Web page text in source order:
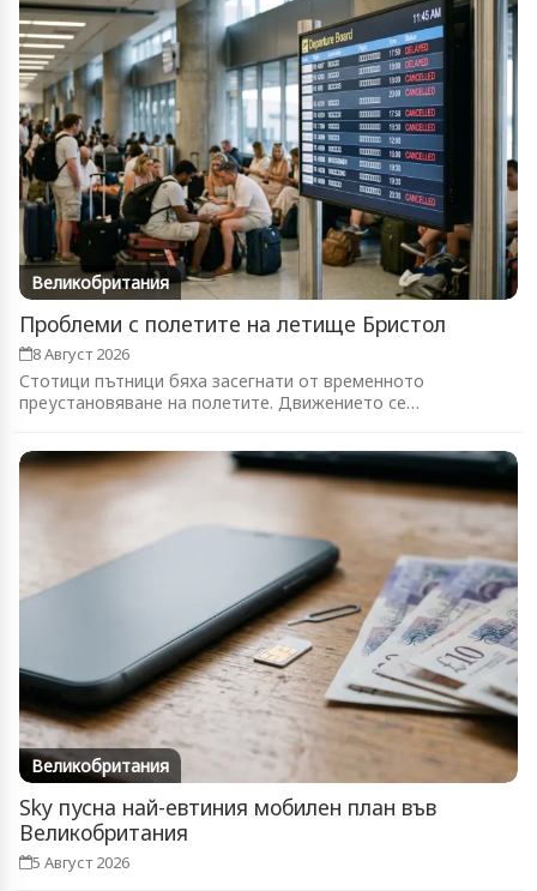
Великобритания
Проблеми с полетите на летище Бристол
8 Август 2026
Стотици пътници бяха засегнати от временното
преустановяване на полетите. Движението се
Великобритания
Sky пусна най-евтиния мобилен план във
Великобритания
5 Август 2026